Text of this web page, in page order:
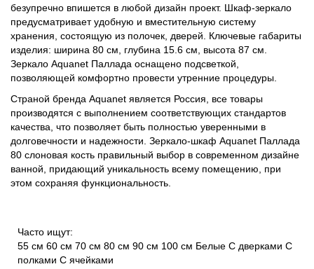
безупречно впишется в любой дизайн проект. Шкаф-зеркало
предусматривает удобную и вместительную систему
хранения, состоящую из полочек, дверей. Ключевые габариты
изделия: ширина 80 см, глубина 15.6 см, высота 87 см.
Зеркало Aquanet Паллада оснащено подсветкой,
позволяющей комфортно провести утренние процедуры.
Страной бренда Aquanet является Россия, все товары
производятся с выполнением соответствующих стандартов
качества, что позволяет быть полностью уверенными в
долговечности и надежности. Зеркало-шкаф Aquanet Паллада
80 слоновая кость правильный выбор в современном дизайне
ванной, придающий уникальность всему помещению, при
этом сохраняя функциональность.
Часто ищут:
55 см 60 см 70 см 80 см 90 см 100 см Белые С дверками С
полками С ячейками